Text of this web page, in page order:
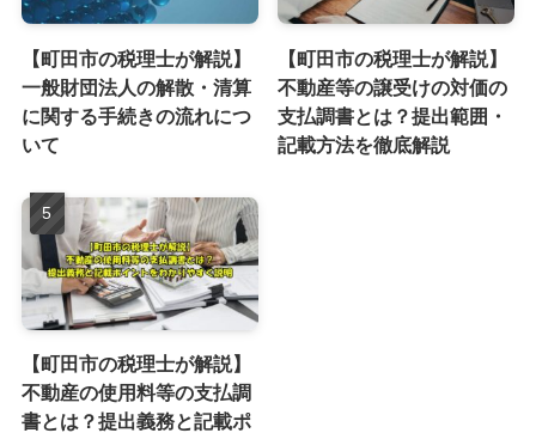
【町田市の税理士が解説】
一般財団法人の解散・清算
に関する手続きの流れにつ
いて
【町田市の税理士が解説】
不動産等の譲受けの対価の
支払調書とは？提出範囲・
記載方法を徹底解説
【町田市の税理士が解説】
不動産の使用料等の支払調
書とは？提出義務と記載ポ